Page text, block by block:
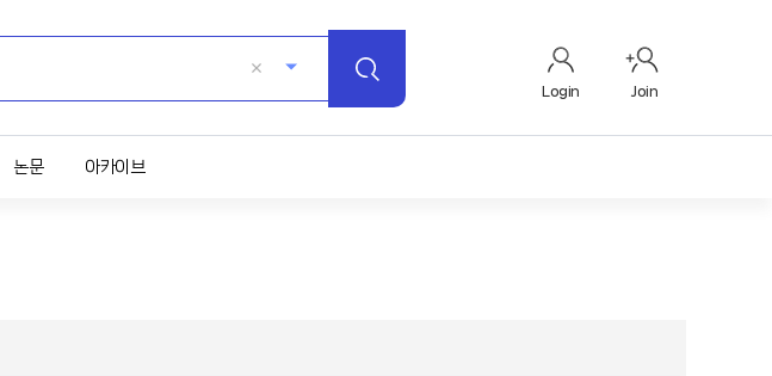
Login Join
논문 아카이브